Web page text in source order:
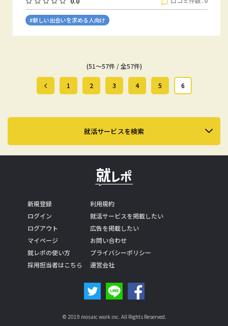
#新しい出会いを求める人向け
(51～57件 / 全57件)
1 2 3 4 5 6
就活サービスを検索
新規登録
ログイン
ログアウト
マイページ
就レポの使い方
採用担当者はこちら
利用規約
就活サービスを掲載したい
広告を掲載したい
お問い合わせ
プライバシーポリシー
運営会社
© 2019 mosaic work inc. All Rights Reserved.